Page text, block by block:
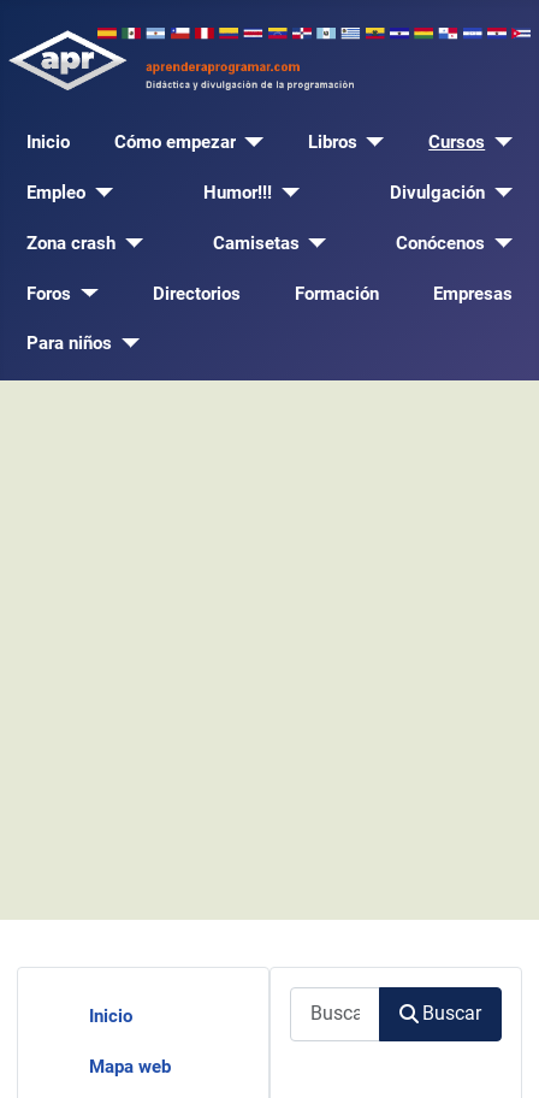
Inicio Cómo empezar Libros Cursos
Empleo Humor!!! Divulgación
Zona crash Camisetas Conócenos
Foros Directorios Formación Empresas
Para niños
Inicio
Mapa web
Buscar